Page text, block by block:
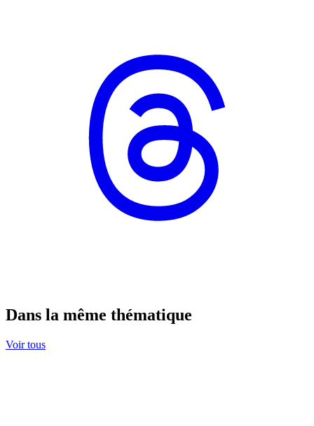
Dans la même thématique
Voir tous